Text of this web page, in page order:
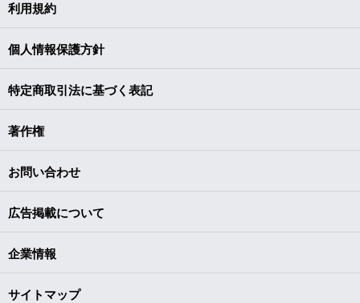
利用規約
個人情報保護方針
特定商取引法に基づく表記
著作権
お問い合わせ
広告掲載について
企業情報
サイトマップ